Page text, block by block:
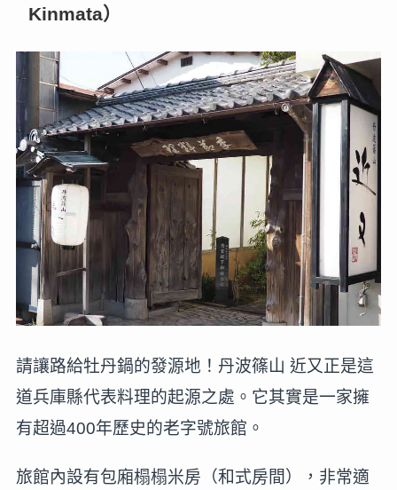
Kinmata）
請讓路給牡丹鍋的發源地！丹波篠山 近又正是這
道兵庫縣代表料理的起源之處。它其實是一家擁
有超過400年歷史的老字號旅館。
旅館內設有包廂榻榻米房（和式房間），非常適